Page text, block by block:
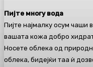
Пијте многу вода
Пијте најмалку осум чаши
вашата кожа добро
Носете облека од
облека, бидејќи таа ѝ